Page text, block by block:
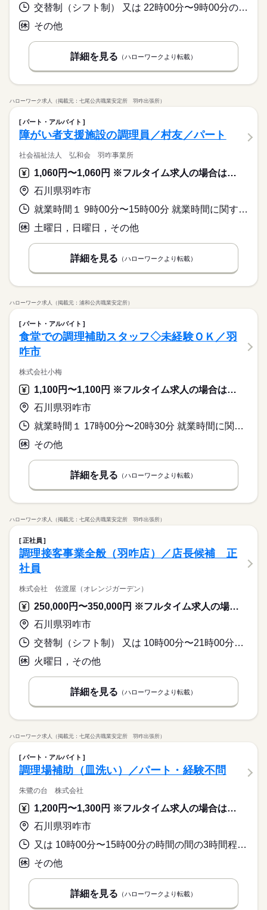
交替制（シフト制） 又は 22時00分〜9時00分の時間の間の8時間 就業時間に関する特記事項 ２２時から９時の間のシフト制となります。
その他
詳細を見る （ハローワークより転載）
ハローワーク求人（掲載元：七尾公共職業安定所 羽咋出張所）
パート・アルバイト
障がい者支援施設の調理員／村友／パート
社会福祉法人 弘和会 羽咋事業所
1,060円〜1,060円 ※フルタイム求人の場合は月額（換算額）、パート求人の場合は時間額を表示しています。
石川県羽咋市
就業時間１ 9時00分〜15時00分 就業時間に関する特記事項 ・祝日に勤務できる方
土曜日，日曜日，その他
詳細を見る （ハローワークより転載）
ハローワーク求人（掲載元：浦和公共職業安定所）
パート・アルバイト
食堂での調理補助スタッフ◇未経験ＯＫ／羽
咋市
株式会社小梅
1,100円〜1,100円 ※フルタイム求人の場合は月額（換算額）、パート求人の場合は時間額を表示しています。
石川県羽咋市
就業時間１ 17時00分〜20時30分 就業時間に関する特記事項 勤務日数は希望を面接時にご相談ください
その他
詳細を見る （ハローワークより転載）
ハローワーク求人（掲載元：七尾公共職業安定所 羽咋出張所）
正社員
調理接客事業全般（羽咋店）／店長候補 正
社員
株式会社 佐渡屋（オレンジガーデン）
250,000円〜350,000円 ※フルタイム求人の場合は月額（換算額）、パート求人の場合は時間額を表示しています。
石川県羽咋市
交替制（シフト制） 又は 10時00分〜21時00分の時間の間の8時間程度 就業時間に関する特記事項 就業時間１０：００～２１：００の間の５～８時間の勤務
火曜日，その他
詳細を見る （ハローワークより転載）
ハローワーク求人（掲載元：七尾公共職業安定所 羽咋出張所）
パート・アルバイト
調理場補助（皿洗い）／パート・経験不問
朱鷺の台 株式会社
1,200円〜1,300円 ※フルタイム求人の場合は月額（換算額）、パート求人の場合は時間額を表示しています。
石川県羽咋市
又は 10時00分〜15時00分の時間の間の3時間程度 就業時間に関する特記事項 ・勤務時間は応相談
その他
詳細を見る （ハローワークより転載）